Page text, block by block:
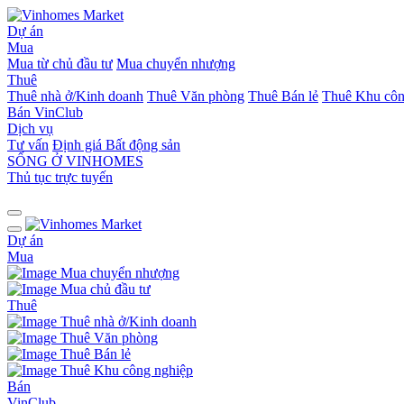
Dự án
Mua
Mua từ chủ đầu tư Mua chuyển nhượng
Thuê
Thuê nhà ở/Kinh doanh Thuê Văn phòng Thuê Bán lẻ Thuê Khu
Bán VinClub
Dịch vụ
Tư vấn Định giá Bất động sản
SỐNG Ở VINHOMES
Thủ tục trực tuyến
Dự án
Mua
Mua chuyển nhượng
Mua chủ đầu tư
Thuê
Thuê nhà ở/Kinh doanh
Thuê Văn phòng
Thuê Bán lẻ
Thuê Khu công nghiệp
Bán